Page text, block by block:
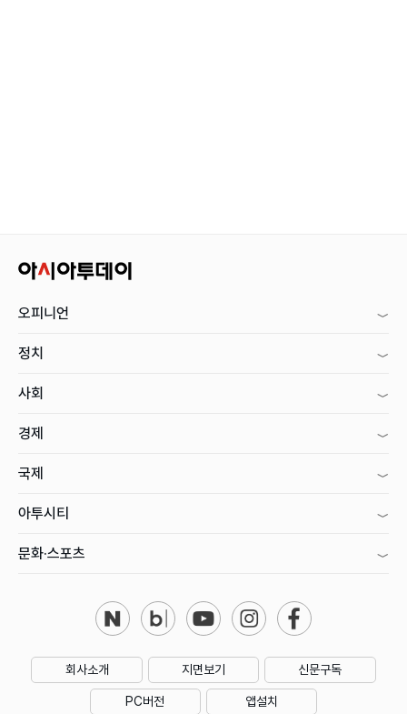
오피니언
정치
사회
경제
국제
아투시티
문화·스포츠
회사소개 지면보기 신문구독
PC버전 앱설치